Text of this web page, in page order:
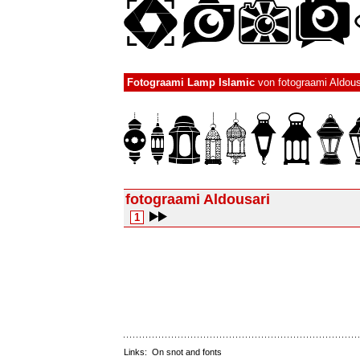
Fotograami Lamp Islamic von fotograami
fotograami Aldousari
1
Links: On snot and fonts